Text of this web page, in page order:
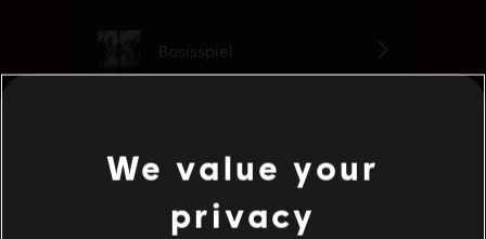
We value your
privacy